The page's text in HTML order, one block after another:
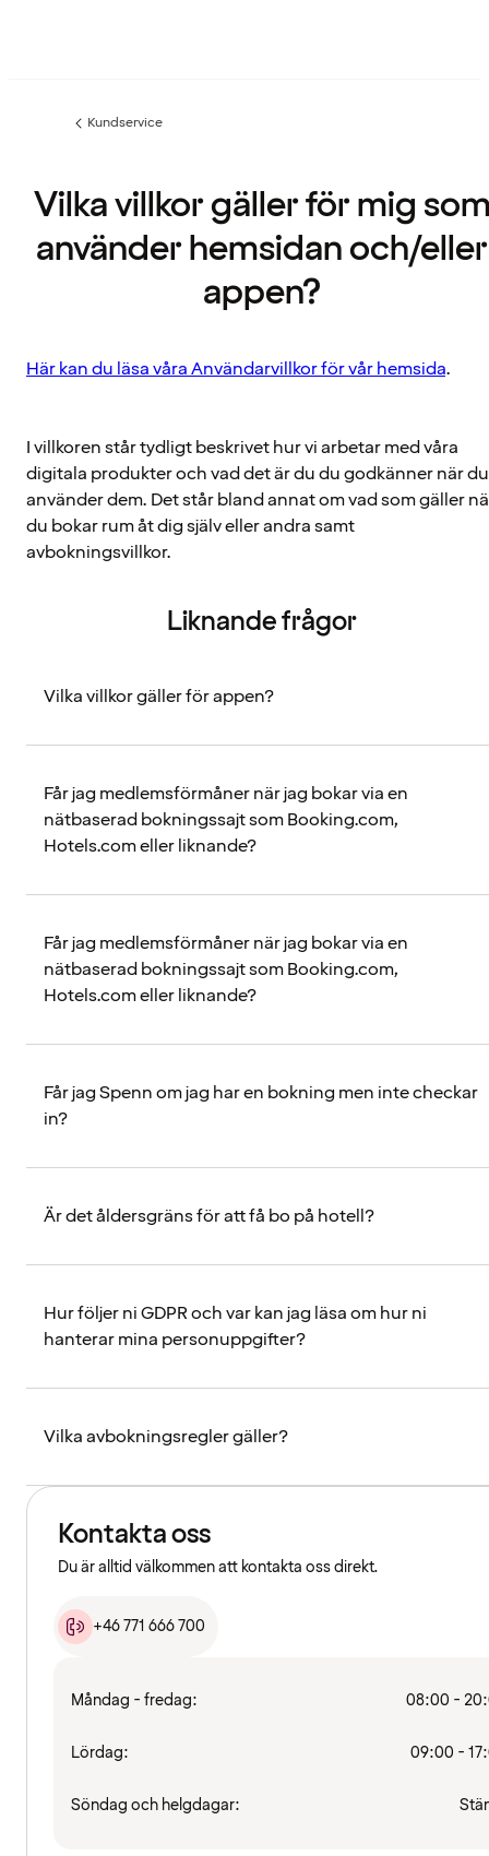
Föregående
Kundservice
Vilka villkor gäller för mig
använder hemsidan och/eller
appen?
Här kan du läsa våra Användarvillkor för vår hemsida.
I villkoren står tydligt beskrivet hur vi arbetar med våra
digitala produkter och vad det är du du godkänner när du
använder dem. Det står bland annat om vad som gäller
du bokar rum åt dig själv eller andra samt
avbokningsvillkor.
Liknande frågor
Vilka villkor gäller för appen?
Får jag medlemsförmåner när jag bokar via en
nätbaserad bokningssajt som Booking.com,
Hotels.com eller liknande?
Får jag medlemsförmåner när jag bokar via en
nätbaserad bokningssajt som Booking.com,
Hotels.com eller liknande?
Får jag Spenn om jag har en bokning men inte checkar
in?
Är det åldersgräns för att få bo på hotell?
Hur följer ni GDPR och var kan jag läsa om hur ni
hanterar mina personuppgifter?
Vilka avbokningsregler gäller?
Kontakta oss
Du är alltid välkommen att kontakta oss direkt.
+46 771 666 700
Måndag - fredag: 08:00 -
Lördag: 09:00 -
Söndag och helgdagar: